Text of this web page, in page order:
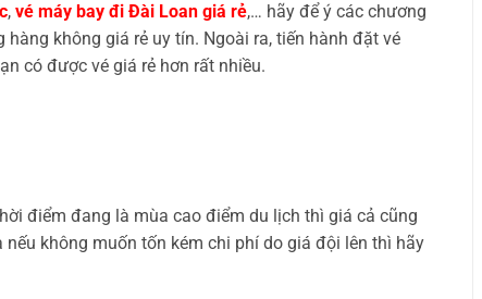
, vé máy bay đi Đài Loan giá rẻ,… hãy để ý các chương
không giá rẻ uy tín. Ngoài ra, tiến hành đặt vé
có được vé giá rẻ hơn rất nhiều.
điểm đang là mùa cao điểm du lịch thì giá cả cũng
không muốn tốn kém chi phí do giá đội lên thì hãy